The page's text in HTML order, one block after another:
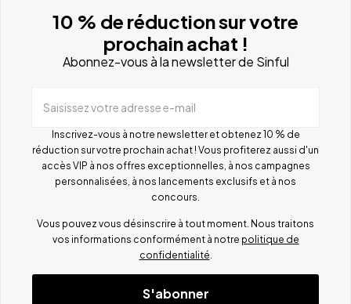
10 % de réduction sur votre
prochain achat !
Abonnez-vous à la newsletter de Sinful
Saisissez votre adresse e-mail
Inscrivez-vous à notre newsletter et obtenez 10 % de
réduction sur votre prochain achat ! Vous profiterez aussi d'un
accès VIP à nos offres exceptionnelles, à nos campagnes
personnalisées, à nos lancements exclusifs et à nos
concours.
Vous pouvez vous désinscrire à tout moment. Nous traitons
vos informations conformément à notre politique de
confidentialité.
S'abonner